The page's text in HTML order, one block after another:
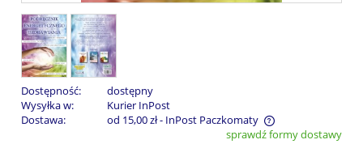
Dostępność:
dostępny
Wysyłka w:
Kurier InPost
Dostawa:
od 15,00 zł- InPost Paczkomaty
Cena nie zawiera ewentualnych kosztów płatnościsprawdź formy dostawy